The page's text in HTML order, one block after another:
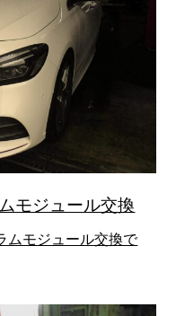
モジュール交換
モジュール交換で